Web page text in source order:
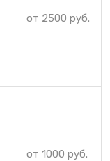
от 2500 руб.
от 1000 руб.